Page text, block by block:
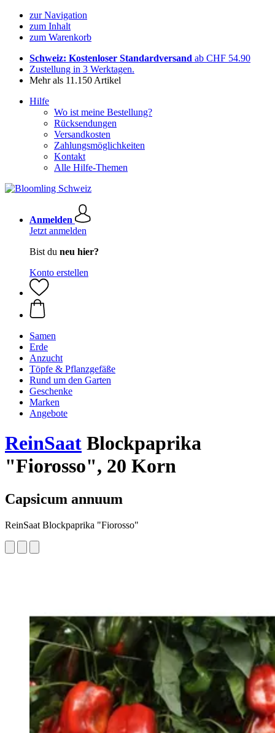
zur Navigation
zum Inhalt
zum Warenkorb
Schweiz: Kostenloser Standardversand ab CHF 54.90
Zustellung in 3 Werktagen.
Mehr als 11.150 Artikel
Hilfe
Wo ist meine Bestellung?
Rücksendungen
Versandkosten
Zahlungsmöglichkeiten
Kontakt
Alle Hilfe-Themen
Anmelden
Jetzt anmelden
Bist du neu hier?
Konto erstellen
Samen
Erde
Anzucht
Töpfe & Pflanzgefäße
Rund um den Garten
Geschenke
Marken
Angebote
ReinSaat Blockpaprika
"Fiorosso", 20 Korn
Capsicum annuum
ReinSaat Blockpaprika "Fiorosso"